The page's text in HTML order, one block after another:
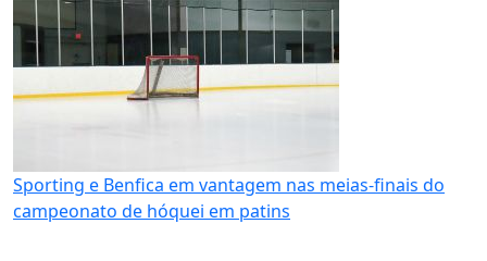
Sporting e Benfica em vantagem nas meias-finais do
campeonato de hóquei em patins